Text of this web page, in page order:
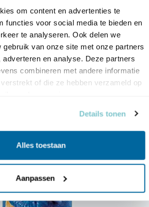
om content en advertenties te
functies voor social media te bieden en
te analyseren. Ook delen we
gebruik van onze site met onze partners
en analyse. Deze partners
combineren met andere informatie
of die ze hebben verzameld op
Details tonen
Alles toestaan
Aanpassen
nieuws, inspiratie, acties en tips
van Vogelbescherming.
social media